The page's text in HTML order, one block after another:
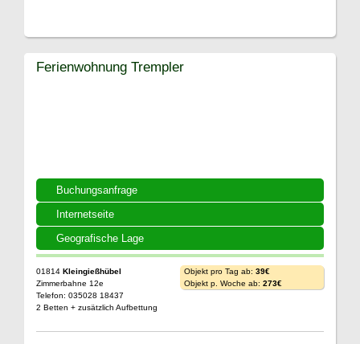
Buchungsanfrage
Internetseite
Geografische Lage
Ferienwohnung Trempler
01814 Kleingießhübel
Zimmerbahne 12e
Telefon: 035028 18437
2 Betten + zusätzlich Aufbettung
Objekt pro Tag ab: 39€
Objekt p. Woche ab: 273€